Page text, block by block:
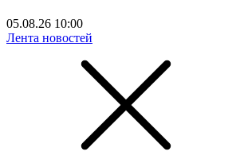
05.08.26 10:00
Лента новостей